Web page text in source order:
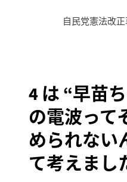
ー
シ
ョ
ン
自民党憲法改
4 は “早苗
の電波って
められない
て考えまし